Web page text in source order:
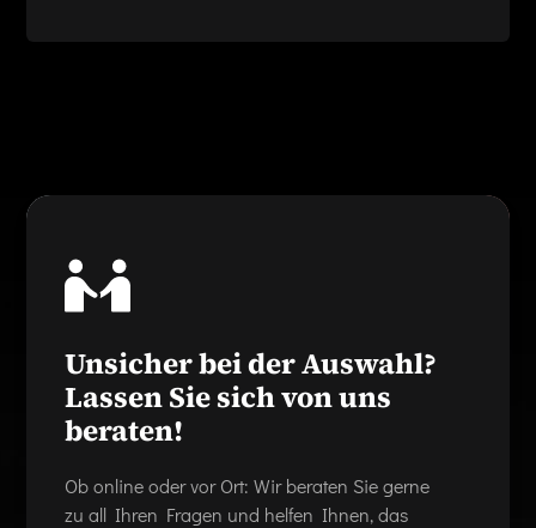
Unsicher bei der Auswahl?
Lassen Sie sich von uns
beraten!
Ob online oder vor Ort: Wir beraten Sie gerne
zu all Ihren Fragen und helfen Ihnen, das